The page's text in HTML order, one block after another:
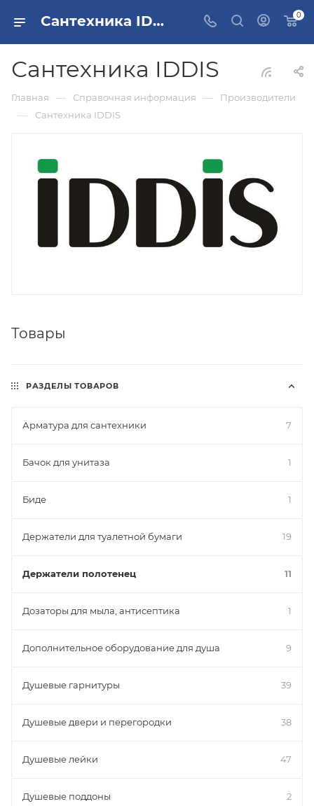
Сантехника IDDIS 0
Сантехника IDDIS
Главная — Справочная информация — Производители
— Сантехника IDDIS
Товары
РАЗДЕЛЫ ТОВАРОВ
Арматура для сантехники 7
Бачок для унитаза 1
Биде 1
Держатели для туалетной бумаги 19
Держатели полотенец 11
Дозаторы для мыла, антисептика 1
Дополнительное оборудование для душа 9
Душевые гарнитуры 39
Душевые двери и перегородки 38
Душевые лейки 47
Душевые поддоны 2